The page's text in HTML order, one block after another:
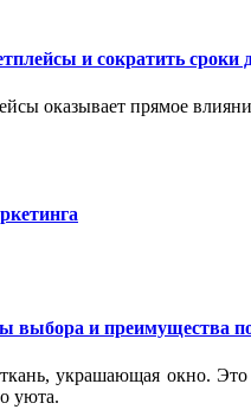
и сократить сроки
оказывает прямое
выбора и преимущества
украшающая окно.
уюта.